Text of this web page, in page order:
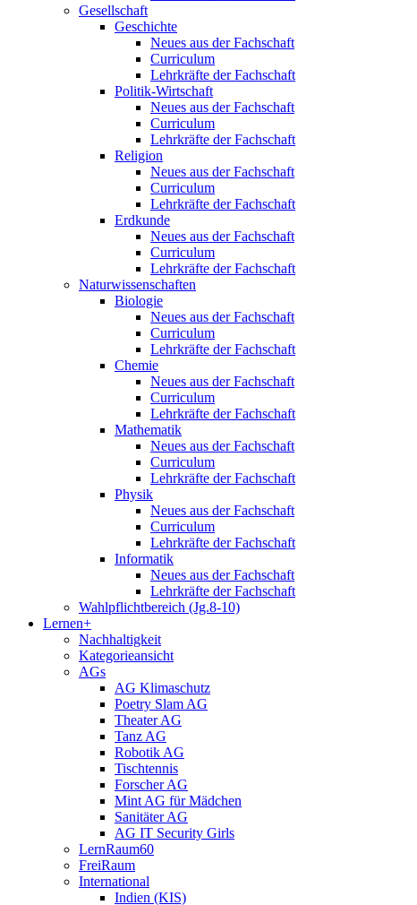
Gesellschaft
Geschichte
Neues aus der Fachschaft
Curriculum
Lehrkräfte der Fachschaft
Politik-Wirtschaft
Neues aus der Fachschaft
Curriculum
Lehrkräfte der Fachschaft
Religion
Neues aus der Fachschaft
Curriculum
Lehrkräfte der Fachschaft
Erdkunde
Neues aus der Fachschaft
Curriculum
Lehrkräfte der Fachschaft
Naturwissenschaften
Biologie
Neues aus der Fachschaft
Curriculum
Lehrkräfte der Fachschaft
Chemie
Neues aus der Fachschaft
Curriculum
Lehrkräfte der Fachschaft
Mathematik
Neues aus der Fachschaft
Curriculum
Lehrkräfte der Fachschaft
Physik
Neues aus der Fachschaft
Curriculum
Lehrkräfte der Fachschaft
Informatik
Neues aus der Fachschaft
Lehrkräfte der Fachschaft
Wahlpflichtbereich (Jg.8-10)
Lernen+
Nachhaltigkeit
Kategorieansicht
AGs
AG Klimaschutz
Poetry Slam AG
Theater AG
Tanz AG
Robotik AG
Tischtennis
Forscher AG
Mint AG für Mädchen
Sanitäter AG
AG IT Security Girls
LernRaum60
FreiRaum
International
Indien (KIS)